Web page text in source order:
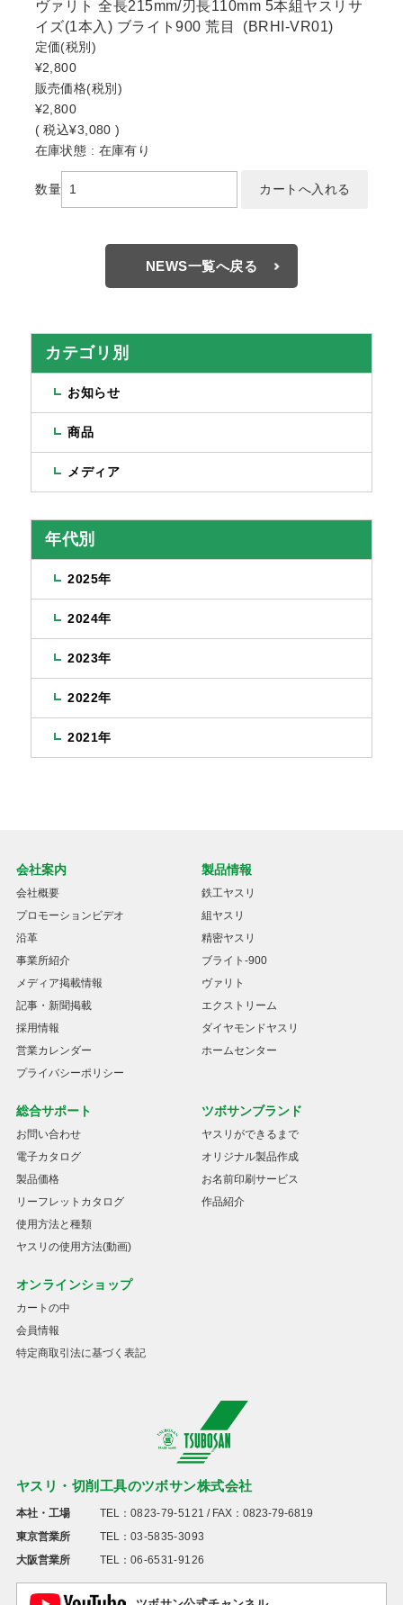
ヴァリト 全長215mm/刃長110mm 5本組ヤスリサ
イズ(1本入) ブライト900 荒目 (BRHI-VR01)
定価(税別)
¥2,800
販売価格(税別)
¥2,800
(税込¥3,080 )
在庫状態 : 在庫有り
数量
NEWS一覧へ戻る
カテゴリ別
お知らせ
商品
メディア
年代別
2025年
2024年
2023年
2022年
2021年
ヤスリ・切削工具のツボサン株式会社
本社・工場 TEL： 0823-79-5121 / FAX：0823-79-6819
東京営業所
TEL： 03-5835-3093
大阪営業所
TEL： 06-6531-9126
会社案内
会社概要
プロモーションビデオ
沿革
事業所紹介
メディア掲載情報
記事・新聞掲載
採用情報
営業カレンダー
プライバシーポリシー
製品情報
鉄工ヤスリ
組ヤスリ
精密ヤスリ
ブライト-900
ヴァリト
エクストリーム
ダイヤモンドヤスリ
ホームセンター
総合サポート
お問い合わせ
電子カタログ
製品価格
リーフレットカタログ
使用方法と種類
ヤスリの使用方法(動画)
ツボサンブランド
ヤスリができるまで
オリジナル製品作成
お名前印刷サービス
作品紹介
オンラインショップ
カートの中
会員情報
特定商取引法に基づく表記